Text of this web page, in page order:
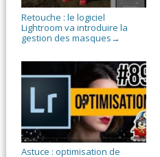
Retouche : le logiciel
Lightroom va introduire la
gestion des masques →
Astuce : optimisation de